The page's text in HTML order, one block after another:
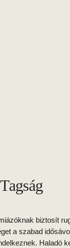
biztosít
a szabad
Haladó